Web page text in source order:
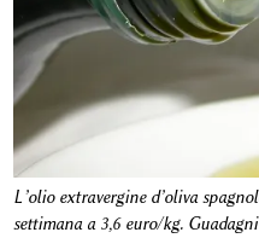
L’olio extravergine d’oliva
settimana a 3,6 euro/kg.